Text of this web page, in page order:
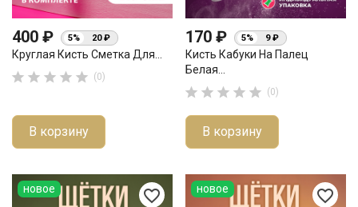
400 ₽ 5% 20 ₽
Круглая Кисть Сметка Для...
     (0)
В корзину
170 ₽ 5% 9 ₽
Кисть Кабуки На Палец
Белая...
     (0)
В корзину
favorite_border
новое favorite_border
новое